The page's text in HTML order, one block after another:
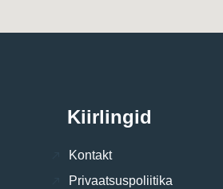
Kiirlingid
Kontakt
Privaatsuspoliitika